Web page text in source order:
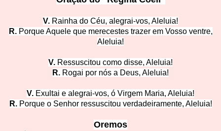
V. Rainha do Céu, alegrai-vos, Aleluia!
R.Porque Aquele que merecestes trazer em Vosso ventre,
Aleluia!
V. Ressuscitou como disse, A leluia!
R. Rogai por nós a Deus, Aleluia!
V. Exultai e alegrai-vos, ó Virgem Maria, Aleluia!
R. Porque o Senhor ressuscitou verdadeiramente, Aleluia!
Oremos